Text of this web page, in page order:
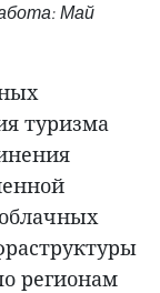
Май
туризма
регионам